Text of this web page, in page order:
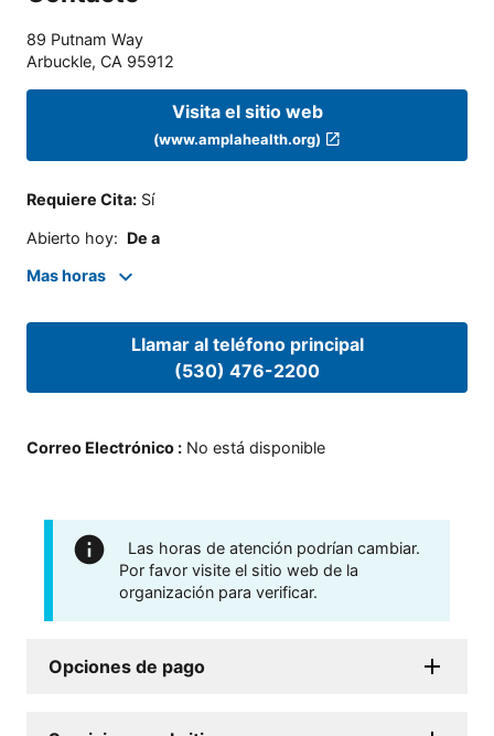
89 Putnam Way
Arbuckle, CA 95912
Visita el sitio web
(www.amplahealth.org)
Requiere Cita: Sí
Abierto hoy: De a
Mas horas
Llamar al teléfono principal
(530) 476-2200
Correo Electrónico : No está disponible
Las horas de atención podrían cambiar.
Por favor visite el sitio web de la
organización para verificar.
Opciones de pago